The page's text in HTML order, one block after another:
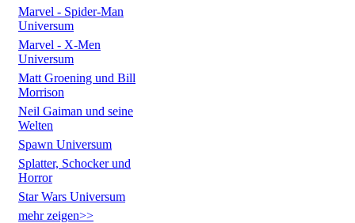
Marvel - Spider-Man
Universum
Marvel - X-Men
Universum
Matt Groening und Bill
Morrison
Neil Gaiman und seine
Welten
Spawn Universum
Splatter, Schocker und
Horror
Star Wars Universum
mehr zeigen>>